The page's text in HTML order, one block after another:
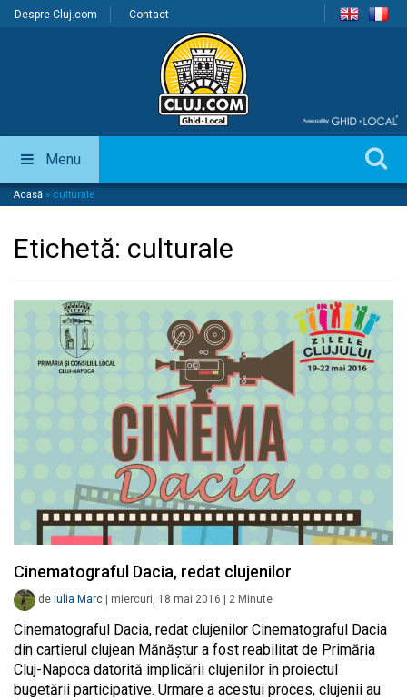
Despre Cluj.com Contact
Menu
Acasă » culturale
Etichetă: culturale
Cinematograful Dacia, redat clujenilor
de Iulia Marc miercuri, 18 mai 2016 2 Minute
Cinematograful Dacia, redat clujenilor Cinematograful Dacia
din cartierul clujean Mănăștur a fost reabilitat de Primăria
Cluj-Napoca datorită implicării clujenilor în proiectul
bugetării participative. Urmare a acestui proces, clujenii au